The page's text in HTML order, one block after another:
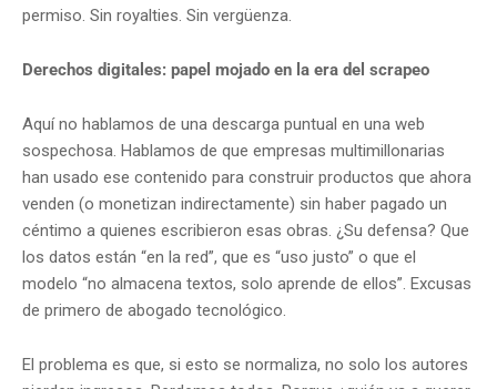
permiso. Sin royalties. Sin vergüenza.
Derechos digitales: papel mojado en la era del scrapeo
Aquí no hablamos de una descarga puntual en una web
sospechosa. Hablamos de que empresas multimillonarias
han usado ese contenido para construir productos que ahora
venden (o monetizan indirectamente) sin haber pagado un
céntimo a quienes escribieron esas obras. ¿Su defensa? Que
los datos están “en la red”, que es “uso justo” o que el
modelo “no almacena textos, solo aprende de ellos”. Excusas
de primero de abogado tecnológico.
El problema es que, si esto se normaliza, no solo los autores